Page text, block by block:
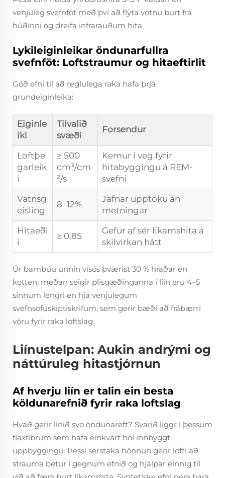
venjuleg svefnföt með því að flýta vötnu burt frá
húðinni og dreifa infrarauðum hita.
Lykileiginleikar öndunarfullra
svefnföt: Loftstraumur og hitaeftirlit
Góð efni til að reglulega raka hafa þrjá
grundeiginleika:
Eiginle
iki
Tilvalið
svæði
Forsendur
Loftþe
garleik
i
≥ 500
cm³/cm
²/s
Kemur í veg fyrir
hitabyggingu á REM-
svefni
Vatnsg
eisling
8–12%
Jafnar upptöku án
metningar
Hitaeðl
i
≥ 0,85
Gefur af sér líkamshita á
skilvirkan hátt
Úr bambúu unnin vísós þværist 30 % hraðar en
kotten, meðan seigir plisgæðinganna í liín eru 4–5
sinnum lengri en hjá venjulegum
svefnsofuskiptiskrifum, sem gerir bæði að frábærri
vöru fyrir raka loftslag
Liínustelpan: Aukin andrými og
náttúruleg hitastjórnun
Af hverju liín er talin ein besta
köldunarefnið fyrir raka loftslag
Hvað gerir línið svo öndunareft? Svarið liggr í þessum
flaxfíbrum sem hafa einkvart hol innbyggt
uppbyggingu. Þessi sérstaka hönnun gerir lofti að
strauma betur í gegnum efnið og hjálpar einnig til